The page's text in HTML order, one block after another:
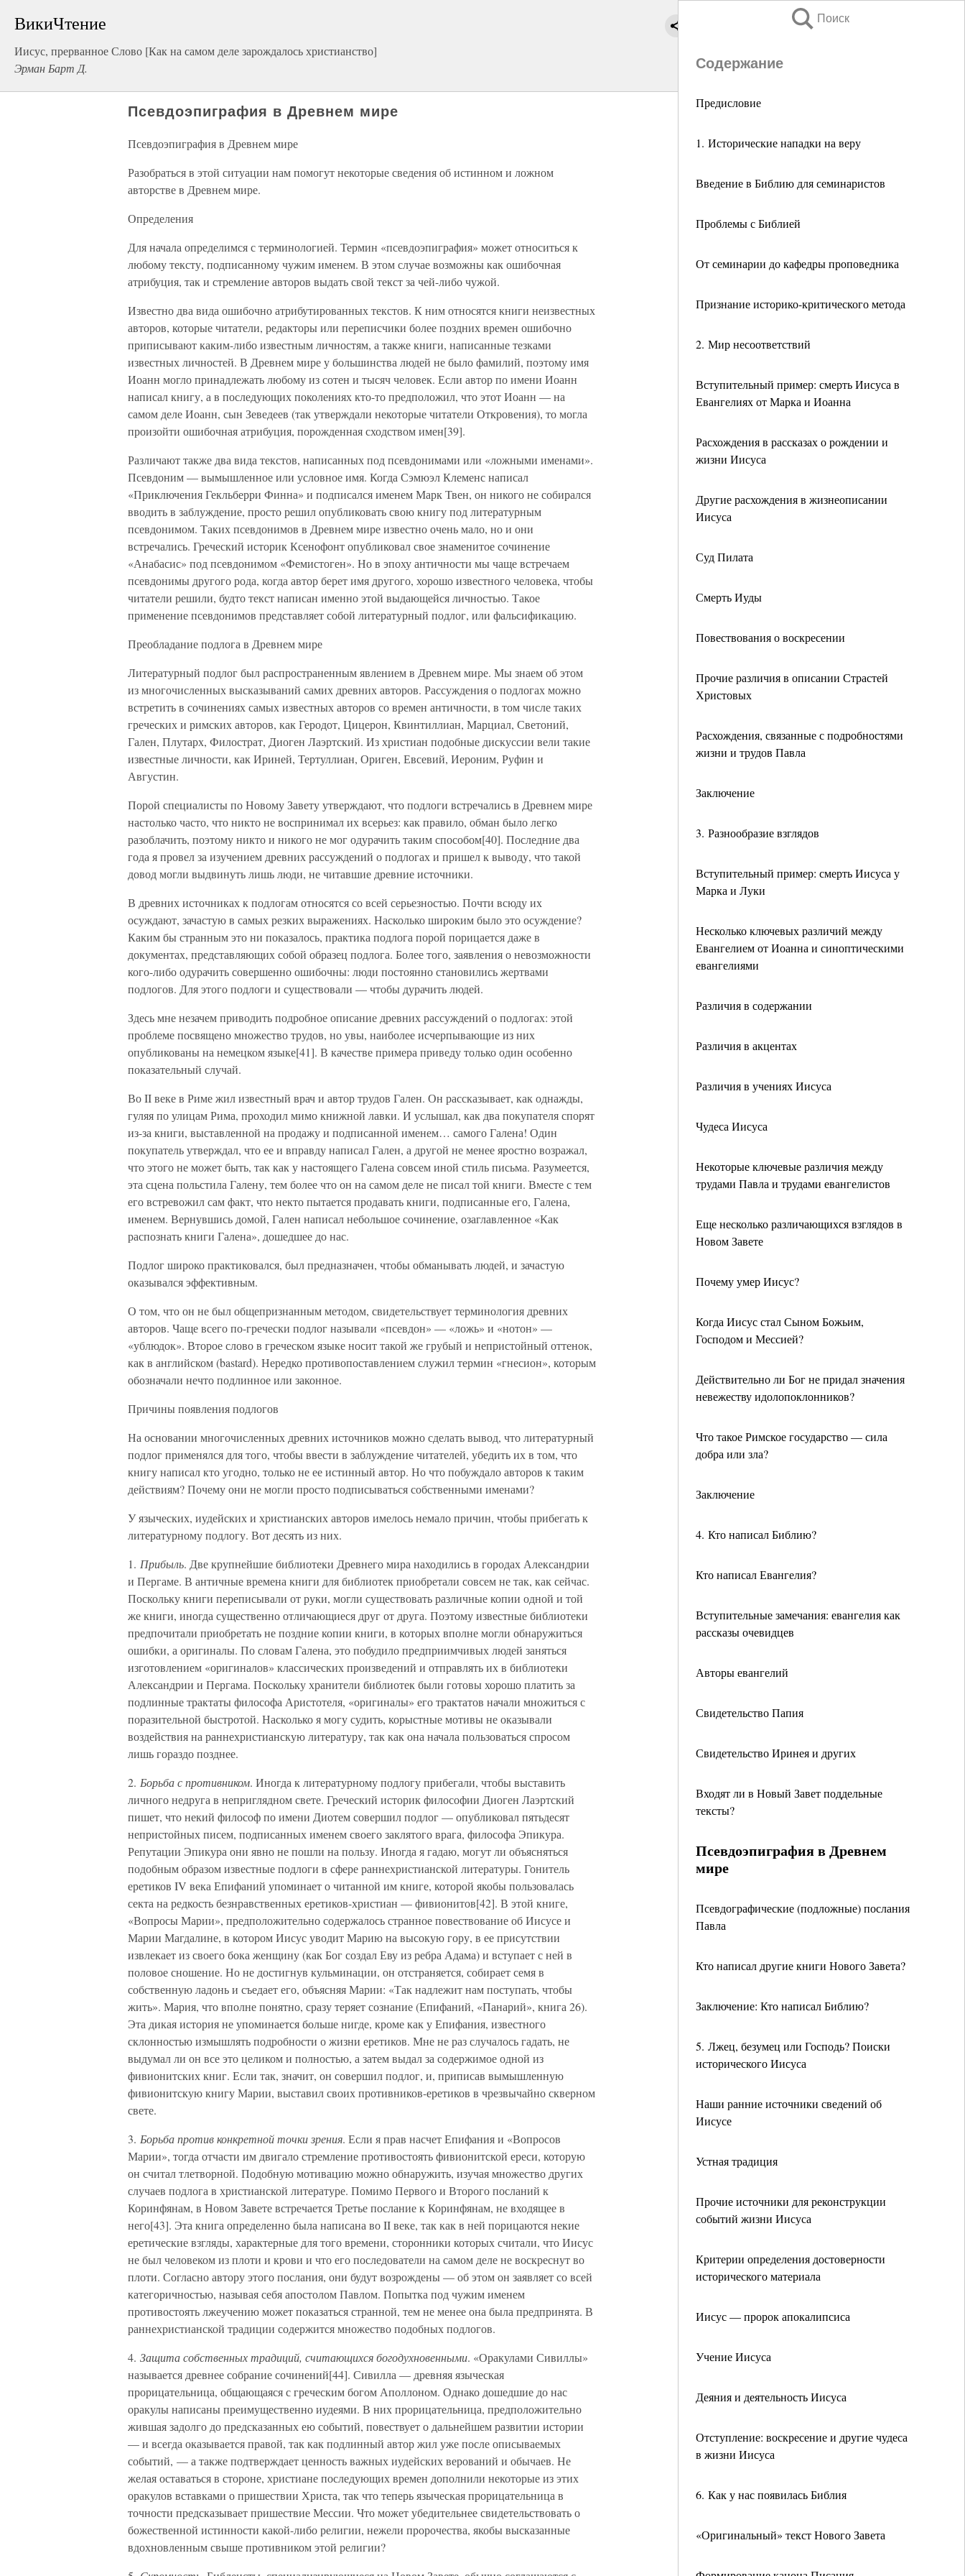
ВикиЧтение
Иисус, прерванное Слово [Как на самом деле зарождалось христианство]
Эрман Барт Д.
Поиск
Содержание
Предисловие
1. Исторические нападки на веру
Введение в Библию для семинаристов
Проблемы с Библией
От семинарии до кафедры проповедника
Признание историко-критического метода
2. Мир несоответствий
Вступительный пример: смерть Иисуса в
Евангелиях от Марка и Иоанна
Расхождения в рассказах о рождении и
жизни Иисуса
Другие расхождения в жизнеописании
Иисуса
Суд Пилата
Смерть Иуды
Повествования о воскресении
Прочие различия в описании Страстей
Христовых
Расхождения, связанные с подробностями
жизни и трудов Павла
Заключение
3. Разнообразие взглядов
Вступительный пример: смерть Иисуса у
Марка и Луки
Несколько ключевых различий между
Евангелием от Иоанна и синоптическими
евангелиями
Различия в содержании
Различия в акцентах
Различия в учениях Иисуса
Чудеса Иисуса
Некоторые ключевые различия между
трудами Павла и трудами евангелистов
Еще несколько различающихся взглядов в
Новом Завете
Почему умер Иисус?
Когда Иисус стал Сыном Божьим,
Господом и Мессией?
Действительно ли Бог не придал значения
невежеству идолопоклонников?
Что такое Римское государство — сила
добра или зла?
Заключение
4. Кто написал Библию?
Кто написал Евангелия?
Вступительные замечания: евангелия как
рассказы очевидцев
Авторы евангелий
Свидетельство Папия
Свидетельство Иринея и других
Входят ли в Новый Завет поддельные
тексты?
Псевдоэпиграфия в Древнем
мире
Псевдографические (подложные) послания
Павла
Кто написал другие книги Нового Завета?
Заключение: Кто написал Библию?
5. Лжец, безумец или Господь? Поиски
исторического Иисуса
Наши ранние источники сведений об
Иисусе
Устная традиция
Прочие источники для реконструкции
событий жизни Иисуса
Критерии определения достоверности
исторического материала
Иисус — пророк апокалипсиса
Учение Иисуса
Деяния и деятельность Иисуса
Отступление: воскресение и другие чудеса
в жизни Иисуса
6. Как у нас появилась Библия
«Оригинальный» текст Нового Завета
Псевдоэпиграфия в Древнем мире
Псевдоэпиграфия в Древнем мире
Разобраться в этой ситуации нам помогут некоторые сведения об истинном и ложном
авторстве в Древнем мире.
Определения
Для начала определимся с терминологией. Термин «псевдоэпиграфия» может относиться к
любому тексту, подписанному чужим именем. В этом случае возможны как ошибочная
атрибуция, так и стремление авторов выдать свой текст за чей-либо чужой.
Известно два вида ошибочно атрибутированных текстов. К ним относятся книги неизвестных
авторов, которые читатели, редакторы или переписчики более поздних времен ошибочно
приписывают каким-либо известным личностям, а также книги, написанные тезками
известных личностей. В Древнем мире у большинства людей не было фамилий, поэтому имя
Иоанн могло принадлежать любому из сотен и тысяч человек. Если автор по имени Иоанн
написал книгу, а в последующих поколениях кто-то предположил, что этот Иоанн — на
самом деле Иоанн, сын Зеведеев (так утверждали некоторые читатели Откровения), то могла
произойти ошибочная атрибуция, порожденная сходством имен[39].
Различают также два вида текстов, написанных под псевдонимами или «ложными именами».
Псевдоним — вымышленное или условное имя. Когда Сэмюэл Клеменс написал
«Приключения Гекльберри Финна» и подписался именем Марк Твен, он никого не собирался
вводить в заблуждение, просто решил опубликовать свою книгу под литературным
псевдонимом. Таких псевдонимов в Древнем мире известно очень мало, но и они
встречались. Греческий историк Ксенофонт опубликовал свое знаменитое сочинение
«Анабасис» под псевдонимом «Фемистоген». Но в эпоху античности мы чаще встречаем
псевдонимы другого рода, когда автор берет имя другого, хорошо известного человека, чтобы
читатели решили, будто текст написан именно этой выдающейся личностью. Такое
применение псевдонимов представляет собой литературный подлог, или фальсификацию.
Преобладание подлога в Древнем мире
Литературный подлог был распространенным явлением в Древнем мире. Мы знаем об этом
из многочисленных высказываний самих древних авторов. Рассуждения о подлогах можно
встретить в сочинениях самых известных авторов со времен античности, в том числе таких
греческих и римских авторов, как Геродот, Цицерон, Квинтиллиан, Марциал, Светоний,
Гален, Плутарх, Филострат, Диоген Лаэртский. Из христиан подобные дискуссии вели такие
известные личности, как Ириней, Тертуллиан, Ориген, Евсевий, Иероним, Руфин и
Августин.
Порой специалисты по Новому Завету утверждают, что подлоги встречались в Древнем мире
настолько часто, что никто не воспринимал их всерьез: как правило, обман было легко
разоблачить, поэтому никто и никого не мог одурачить таким способом[40]. Последние два
года я провел за изучением древних рассуждений о подлогах и пришел к выводу, что такой
довод могли выдвинуть лишь люди, не читавшие древние источники.
В древних источниках к подлогам относятся со всей серьезностью. Почти всюду их
осуждают, зачастую в самых резких выражениях. Насколько широким было это осуждение?
Каким бы странным это ни показалось, практика подлога порой порицается даже в
документах, представляющих собой образец подлога. Более того, заявления о невозможности
кого-либо одурачить совершенно ошибочны: люди постоянно становились жертвами
подлогов. Для этого подлоги и существовали — чтобы дурачить людей.
Здесь мне незачем приводить подробное описание древних рассуждений о подлогах: этой
проблеме посвящено множество трудов, но увы, наиболее исчерпывающие из них
опубликованы на немецком языке[41]. В качестве примера приведу только один особенно
показательный случай.
Во II веке в Риме жил известный врач и автор трудов Гален. Он рассказывает, как однажды,
гуляя по улицам Рима, проходил мимо книжной лавки. И услышал, как два покупателя спорят
из-за книги, выставленной на продажу и подписанной именем… самого Галена! Один
покупатель утверждал, что ее и вправду написал Гален, а другой не менее яростно возражал,
что этого не может быть, так как у настоящего Галена совсем иной стиль письма. Разумеется,
эта сцена польстила Галену, тем более что он на самом деле не писал той книги. Вместе с тем
его встревожил сам факт, что некто пытается продавать книги, подписанные его, Галена,
именем. Вернувшись домой, Гален написал небольшое сочинение, озаглавленное «Как
распознать книги Галена», дошедшее до нас.
Подлог широко практиковался, был предназначен, чтобы обманывать людей, и зачастую
оказывался эффективным.
О том, что он не был общепризнанным методом, свидетельствует терминология древних
авторов. Чаще всего по-гречески подлог называли «псевдон» — «ложь» и «нотон» —
«ублюдок». Второе слово в греческом языке носит такой же грубый и непристойный оттенок,
как в английском (bastard). Нередко противопоставлением служил термин «гнесион», которым
обозначали нечто подлинное или законное.
Причины появления подлогов
На основании многочисленных древних источников можно сделать вывод, что литературный
подлог применялся для того, чтобы ввести в заблуждение читателей, убедить их в том, что
книгу написал кто угодно, только не ее истинный автор. Но что побуждало авторов к таким
действиям? Почему они не могли просто подписываться собственными именами?
У языческих, иудейских и христианских авторов имелось немало причин, чтобы прибегать к
литературному подлогу. Вот десять из них.
1. Прибыль. Две крупнейшие библиотеки Древнего мира находились в городах Александрии
и Пергаме. В античные времена книги для библиотек приобретали совсем не так, как сейчас.
Поскольку книги переписывали от руки, могли существовать различные копии одной и той
же книги, иногда существенно отличающиеся друг от друга. Поэтому известные библиотеки
предпочитали приобретать не поздние копии книги, в которых вполне могли обнаружиться
ошибки, а оригиналы. По словам Галена, это побудило предприимчивых людей заняться
изготовлением «оригиналов» классических произведений и отправлять их в библиотеки
Александрии и Пергама. Поскольку хранители библиотек были готовы хорошо платить за
подлинные трактаты философа Аристотеля, «оригиналы» его трактатов начали множиться с
поразительной быстротой. Насколько я могу судить, корыстные мотивы не оказывали
воздействия на раннехристианскую литературу, так как она начала пользоваться спросом
лишь гораздо позднее.
2. Борьба с противником. Иногда к литературному подлогу прибегали, чтобы выставить
личного недруга в неприглядном свете. Греческий историк философии Диоген Лаэртский
пишет, что некий философ по имени Диотем совершил подлог — опубликовал пятьдесят
непристойных писем, подписанных именем своего заклятого врага, философа Эпикура.
Репутации Эпикура они явно не пошли на пользу. Иногда я гадаю, могут ли объясняться
подобным образом известные подлоги в сфере раннехристианской литературы. Гонитель
еретиков IV века Епифаний упоминает о читанной им книге, которой якобы пользовалась
секта на редкость безнравственных еретиков-христиан — фивионитов[42]. В этой книге,
«Вопросы Марии», предположительно содержалось странное повествование об Иисусе и
Марии Магдалине, в котором Иисус уводит Марию на высокую гору, в ее присутствии
извлекает из своего бока женщину (как Бог создал Еву из ребра Адама) и вступает с ней в
половое сношение. Но не достигнув кульминации, он отстраняется, собирает семя в
собственную ладонь и съедает его, объясняя Марии: «Так надлежит нам поступать, чтобы
жить». Мария, что вполне понятно, сразу теряет сознание (Епифаний, «Панарий», книга 26).
Эта дикая история не упоминается больше нигде, кроме как у Епифания, известного
склонностью измышлять подробности о жизни еретиков. Мне не раз случалось гадать, не
выдумал ли он все это целиком и полностью, а затем выдал за содержимое одной из
фивионитских книг. Если так, значит, он совершил подлог, и, приписав вымышленную
фивионитскую книгу Марии, выставил своих противников-еретиков в чрезвычайно скверном
свете.
3. Борьба против конкретной точки зрения. Если я прав насчет Епифания и «Вопросов
Марии», тогда отчасти им двигало стремление противостоять фивионитской ереси, которую
он считал тлетворной. Подобную мотивацию можно обнаружить, изучая множество других
случаев подлога в христианской литературе. Помимо Первого и Второго посланий к
Коринфянам, в Новом Завете встречается Третье послание к Коринфянам, не входящее в
него[43]. Эта книга определенно была написана во II веке, так как в ней порицаются некие
еретические взгляды, характерные для того времени, сторонники которых считали, что Иисус
не был человеком из плоти и крови и что его последователи на самом деле не воскреснут во
плоти. Согласно автору этого послания, они будут возрождены — об этом он заявляет со всей
категоричностью, называя себя апостолом Павлом. Попытка под чужим именем
противостоять лжеучению может показаться странной, тем не менее она была предпринята. В
раннехристианской традиции содержится множество подобных подлогов.
4. Защита собственных традиций, считающихся богодухновенными. «Оракулами Сивиллы»
называется древнее собрание сочинений[44]. Сивилла — древняя языческая
прорицательница, общающаяся с греческим богом Аполлоном. Однако дошедшие до нас
оракулы написаны преимущественно иудеями. В них прорицательница, предположительно
жившая задолго до предсказанных ею событий, повествует о дальнейшем развитии истории
— и всегда оказывается правой, так как подлинный автор жил уже после описываемых
событий, — а также подтверждает ценность важных иудейских верований и обычаев. Не
желая оставаться в стороне, христиане последующих времен дополнили некоторые из этих
оракулов вставками о пришествии Христа, так что теперь языческая прорицательница в
точности предсказывает пришествие Мессии. Что может убедительнее свидетельствовать о
божественной истинности какой-либо религии, нежели пророчества, якобы высказанные
вдохновленным свыше противником этой религии?